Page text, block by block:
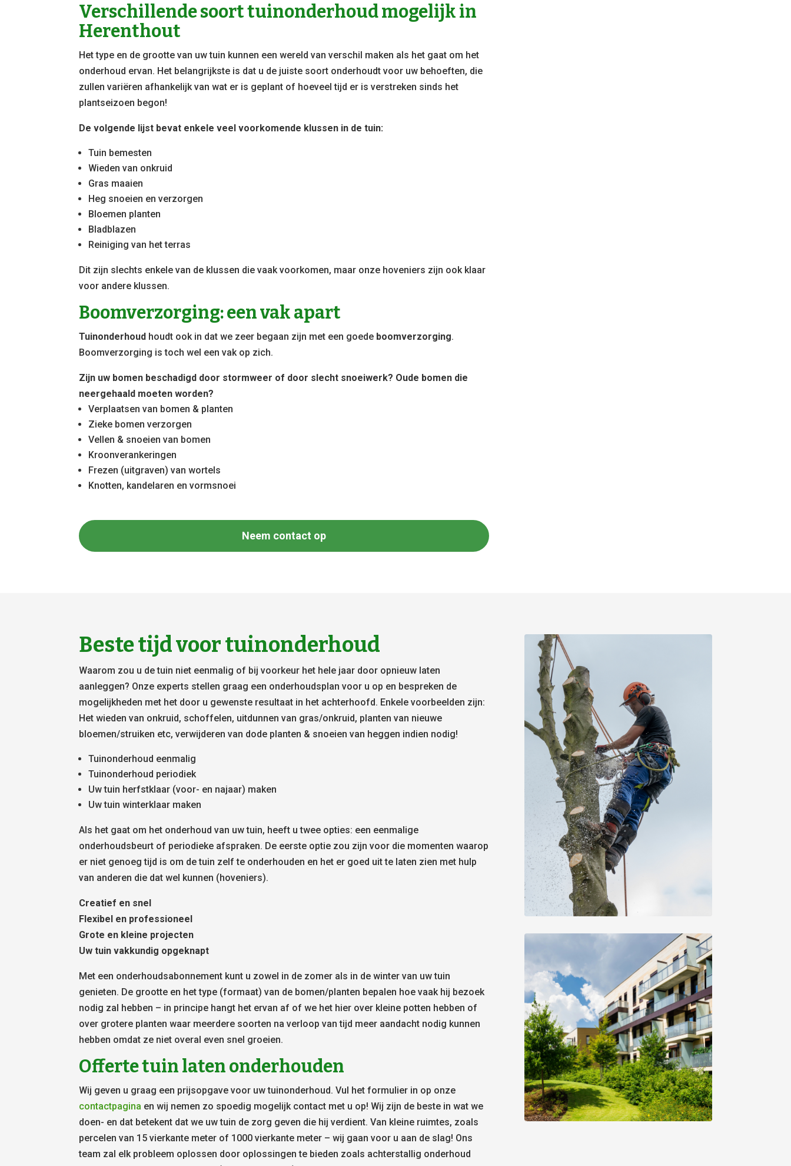
Verschillende soort tuinonderhoud mogelijk in
Herenthout
Het type en de grootte van uw tuin kunnen een wereld van verschil maken als het gaat om het
onderhoud ervan. Het belangrijkste is dat u de juiste soort onderhoudt voor uw behoeften, die
zullen variëren afhankelijk van wat er is geplant of hoeveel tijd er is verstreken sinds het
plantseizoen begon!
De volgende lijst bevat enkele veel voorkomende klussen in de tuin:
Tuin bemesten
Wieden van onkruid
Gras maaien
Heg snoeien en verzorgen
Bloemen planten
Bladblazen
Reiniging van het terras
Dit zijn slechts enkele van de klussen die vaak voorkomen, maar onze hoveniers zijn ook klaar
voor andere klussen.
Boomverzorging: een vak apart
Tuinonderhoud houdt ook in dat we zeer begaan zijn met een goede boomverzorging.
Boomverzorging is toch wel een vak op zich.
Zijn uw bomen beschadigd door stormweer of door slecht snoeiwerk? Oude bomen die
neergehaald moeten worden?
Verplaatsen van bomen & planten
Zieke bomen verzorgen
Vellen & snoeien van bomen
Kroonverankeringen
Frezen (uitgraven) van wortels
Knotten, kandelaren en vormsnoei
Neem contact op
Beste tijd voor tuinonderhoud
Waarom zou u de tuin niet eenmalig of bij voorkeur het hele jaar door opnieuw laten
aanleggen? Onze experts stellen graag een onderhoudsplan voor u op en bespreken de
mogelijkheden met het door u gewenste resultaat in het achterhoofd. Enkele voorbeelden zijn:
Het wieden van onkruid, schoffelen, uitdunnen van gras/onkruid, planten van nieuwe
bloemen/struiken etc, verwijderen van dode planten & snoeien van heggen indien nodig!
Tuinonderhoud eenmalig
Tuinonderhoud periodiek
Uw tuin herfstklaar (voor- en najaar) maken
Uw tuin winterklaar maken
Als het gaat om het onderhoud van uw tuin, heeft u twee opties: een eenmalige
onderhoudsbeurt of periodieke afspraken. De eerste optie zou zijn voor die momenten waarop
er niet genoeg tijd is om de tuin zelf te onderhouden en het er goed uit te laten zien met hulp
van anderen die dat wel kunnen (hoveniers).
Creatief en snel
Flexibel en professioneel
Grote en kleine projecten
Uw tuin vakkundig opgeknapt
Met een onderhoudsabonnement kunt u zowel in de zomer als in de winter van uw tuin
genieten. De grootte en het type (formaat) van de bomen/planten bepalen hoe vaak hij bezoek
nodig zal hebben – in principe hangt het ervan af of we het hier over kleine potten hebben of
over grotere planten waar meerdere soorten na verloop van tijd meer aandacht nodig kunnen
hebben omdat ze niet overal even snel groeien.
Offerte tuin laten onderhouden
Wij geven u graag een prijsopgave voor uw tuinonderhoud. Vul het formulier in op onze
contactpagina en wij nemen zo spoedig mogelijk contact met u op! Wij zijn de beste in wat we
doen- en dat betekent dat we uw tuin de zorg geven die hij verdient. Van kleine ruimtes, zoals
percelen van 15 vierkante meter of 1000 vierkante meter – wij gaan voor u aan de slag! Ons
team zal elk probleem oplossen door oplossingen te bieden zoals achterstallig onderhoud